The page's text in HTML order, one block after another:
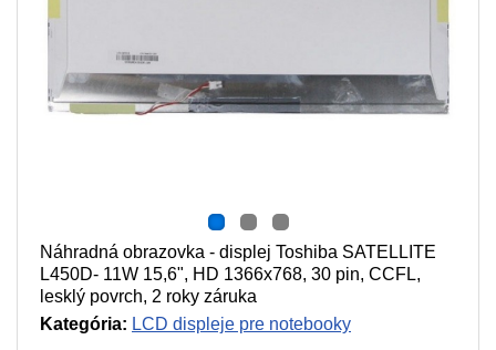
Náhradná obrazovka - displej Toshiba SATELLITE
L450D- 11W 15,6", HD 1366x768, 30 pin, CCFL,
lesklý povrch, 2 roky záruka
Kategória: LCD displeje pre notebooky